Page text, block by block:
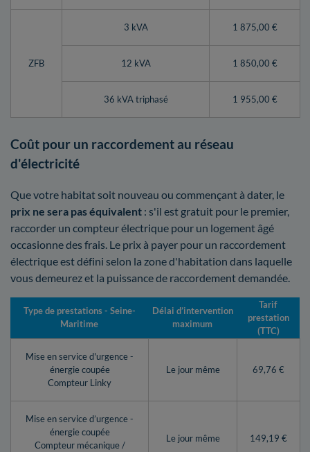
ZFB
3 kVA 1 875,00 €
12 kVA 1 850,00 €
36 kVA triphasé 1 955,00 €
Coût pour un raccordement au réseau
d'électricité
Que votre habitat soit nouveau ou commençant à dater, le
prix ne sera pas équivalent : s'il est gratuit pour le premier,
raccorder un compteur électrique pour un logement âgé
occasionne des frais. Le prix à payer pour un raccordement
électrique est défini selon la zone d'habitation dans laquelle
vous demeurez et la puissance de raccordement demandée.
Type de prestations - Seine-
Maritime
Délai d’intervention
maximum
Tarif
prestation
(TTC)
Mise en service d'urgence -
énergie coupée
Compteur Linky
Le jour même 69,76 €
Mise en service d’urgence -
énergie coupée
Compteur mécanique /
Le jour même 149,19 €